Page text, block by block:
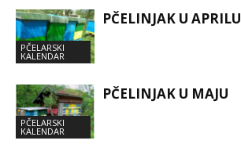
PČELARSKI
KALENDAR
PČELINJAK U APRILU
PČELARSKI
KALENDAR
PČELINJAK U MAJU